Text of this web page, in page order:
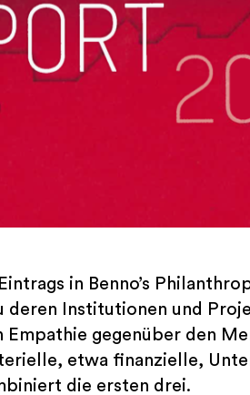
in Benno’s
deren Institutionen und
gegenüber den
etwa finanzielle,
die ersten drei.